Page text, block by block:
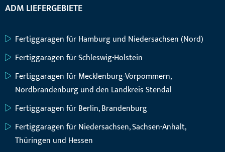
ADM LIEFERGEBIETE
Fertiggaragen für Hamburg und Niedersachsen (Nord)
Fertiggaragen für Schleswig-Holstein
Fertiggaragen für Mecklenburg-Vorpommern,
Nordbrandenburg und den Landkreis Stendal
Fertiggaragen für Berlin, Brandenburg
Fertiggaragen für Niedersachsen, Sachsen-Anhalt,
Thüringen und Hessen